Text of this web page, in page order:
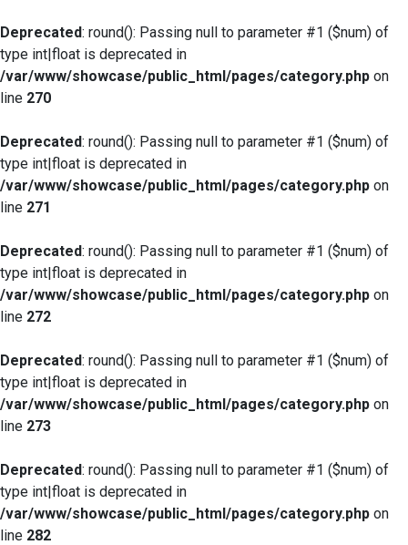
Deprecated: round(): Passing null to parameter #1 ($num) of
type int|float is deprecated in
/var/www/showcase/public_html/pages/category.php on
line 270
Deprecated: round(): Passing null to parameter #1 ($num) of
type int|float is deprecated in
/var/www/showcase/public_html/pages/category.php on
line 271
Deprecated: round(): Passing null to parameter #1 ($num) of
type int|float is deprecated in
/var/www/showcase/public_html/pages/category.php on
line 272
Deprecated: round(): Passing null to parameter #1 ($num) of
type int|float is deprecated in
/var/www/showcase/public_html/pages/category.php on
line 273
Deprecated: round(): Passing null to parameter #1 ($num) of
type int|float is deprecated in
/var/www/showcase/public_html/pages/category.php on
line 282